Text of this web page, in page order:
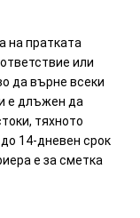
на пратката
или
да върне всеки
е длъжен да
тяхното
14-дневен срок
е за сметка